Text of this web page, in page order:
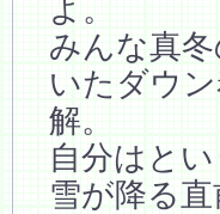
よ。
みんな真
いたダウ
解。
自分はと
雪が降る直